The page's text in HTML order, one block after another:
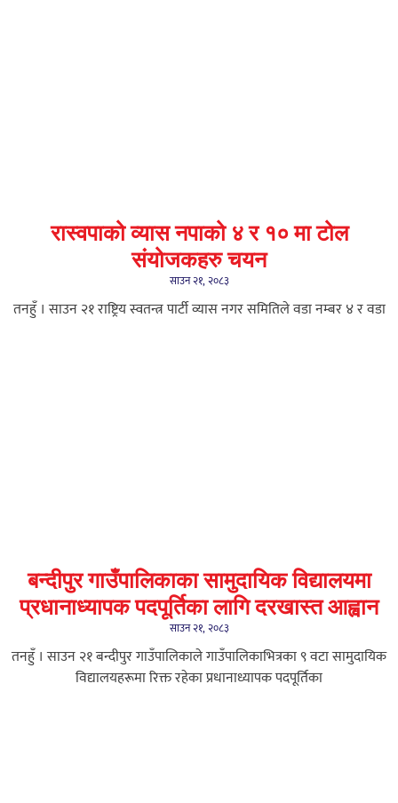
रास्वपाको व्यास नपाको ४ र १० मा टोल
संयोजकहरु चयन
साउन २१, २०८३
तनहुँ । साउन २१ राष्ट्रिय स्वतन्त्र पार्टी व्यास नगर समितिले वडा नम्बर ४ र वडा
बन्दीपुर गाउँपालिकाका सामुदायिक विद्यालयमा
प्रधानाध्यापक पदपूर्तिका लागि दरखास्त आह्वान
साउन २१, २०८३
तनहुँ । साउन २१ बन्दीपुर गाउँपालिकाले गाउँपालिकाभित्रका ९ वटा सामुदायिक
विद्यालयहरूमा रिक्त रहेका प्रधानाध्यापक पदपूर्तिका